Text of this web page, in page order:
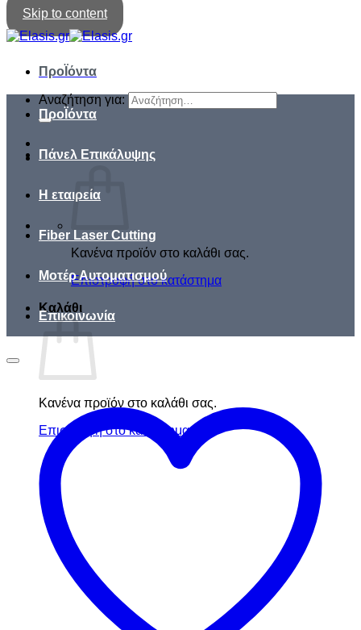
Skip to content
ΠροΪόντα
Αναζήτηση για:
Κανένα προϊόν στο καλάθι σας.
Επιστροφή στο κατάστημα
Καλάθι
Κανένα προϊόν στο καλάθι σας.
Επιστροφή στο κατάστημα
ΠροΪόντα
Πάνελ Επικάλυψης
Η εταιρεία
Fiber Laser Cutting
Μοτέρ Αυτοματισμού
Επικοινωνία